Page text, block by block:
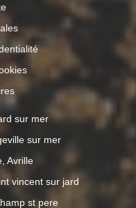
sur mer
sur mer
Avrille
vincent sur jard
st pere